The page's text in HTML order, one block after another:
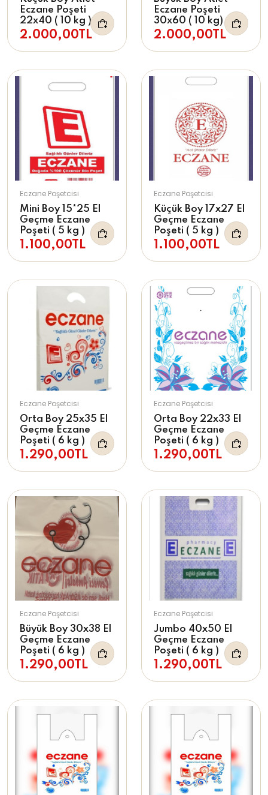
Eczane Poşeti
22x40 ( 10 kg )
2.000,00TL
Eczane Poşeti
30x60 ( 10 kg)
2.000,00TL
Eczane Poşetcisi
Mini Boy 15*25 El
Geçme Eczane
Poşeti ( 5 kg )
1.100,00TL
Eczane Poşetcisi
Küçük Boy 17x27 El
Geçme Eczane
Poşeti ( 5 kg )
1.100,00TL
Eczane Poşetcisi
Orta Boy 25x35 El
Geçme Eczane
Poşeti ( 6 kg )
1.290,00TL
Eczane Poşetcisi
Orta Boy 22x33 El
Geçme Eczane
Poşeti ( 6 kg )
1.290,00TL
Eczane Poşetcisi
Büyük Boy 30x38 El
Geçme Eczane
Poşeti ( 6 kg )
1.290,00TL
Eczane Poşetcisi
Jumbo 40x50 El
Geçme Eczane
Poşeti ( 6 kg )
1.290,00TL